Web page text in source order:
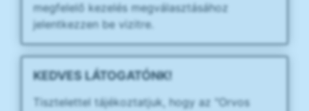
megfelelő kezelés megválasztásához
jelentkezzen be vizitre.
KEDVES LÁTOGATÓNK!
Tisztelettel tájékoztatjuk, hogy az "Orvos